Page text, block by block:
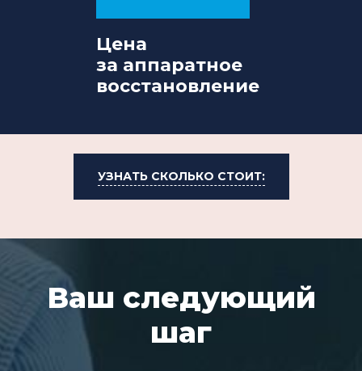
Цена
за аппаратное
восстановление
УЗНАТЬ СКОЛЬКО СТОИТ:
Ваш следующий
шаг